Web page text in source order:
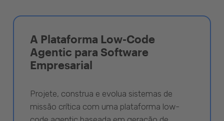
A Plataforma Low-Code
Agentic para Software
Empresarial
Projete, construa e evolua sistemas de
missão crítica com uma plataforma low-